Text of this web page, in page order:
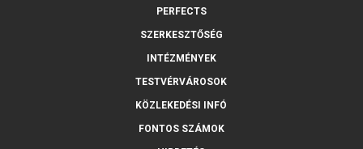
PERFECTS
SZERKESZTŐSÉG
INTÉZMÉNYEK
TESTVÉRVÁROSOK
KÖZLEKEDÉSI INFÓ
FONTOS SZÁMOK